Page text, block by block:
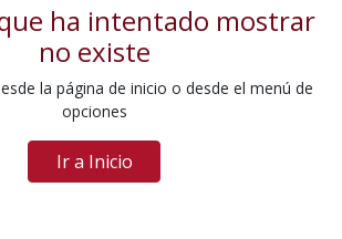
ha intentado mostrar
no existe
la página de inicio o desde el menú de
opciones
Ir a Inicio